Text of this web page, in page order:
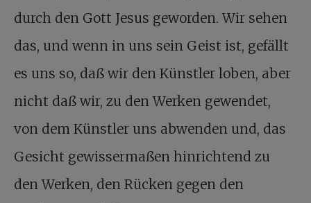
durch den Gott Jesus geworden. Wir sehen
das, und wenn in uns sein Geist ist, gefällt
es uns so, daß wir den Künstler loben, aber
nicht daß wir, zu den Werken gewendet,
von dem Künstler uns abwenden und, das
Gesicht gewissermaßen hinrichtend zu
den Werken, den Rücken gegen den